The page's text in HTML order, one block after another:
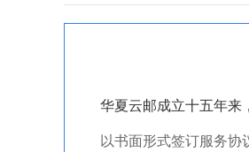
华夏云邮成立十五年来
以书面形式签订服务协